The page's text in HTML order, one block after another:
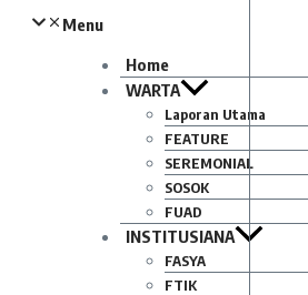
Menu
Home
WARTA
Laporan Utama
FEATURE
SEREMONIAL
SOSOK
FUAD
INSTITUSIANA
FASYA
FTIK